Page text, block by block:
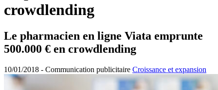
crowdlending
Le pharmacien en ligne Viata emprunte
500.000 € en crowdlending
10/01/2018 - Communication publicitaire Croissance et expansion